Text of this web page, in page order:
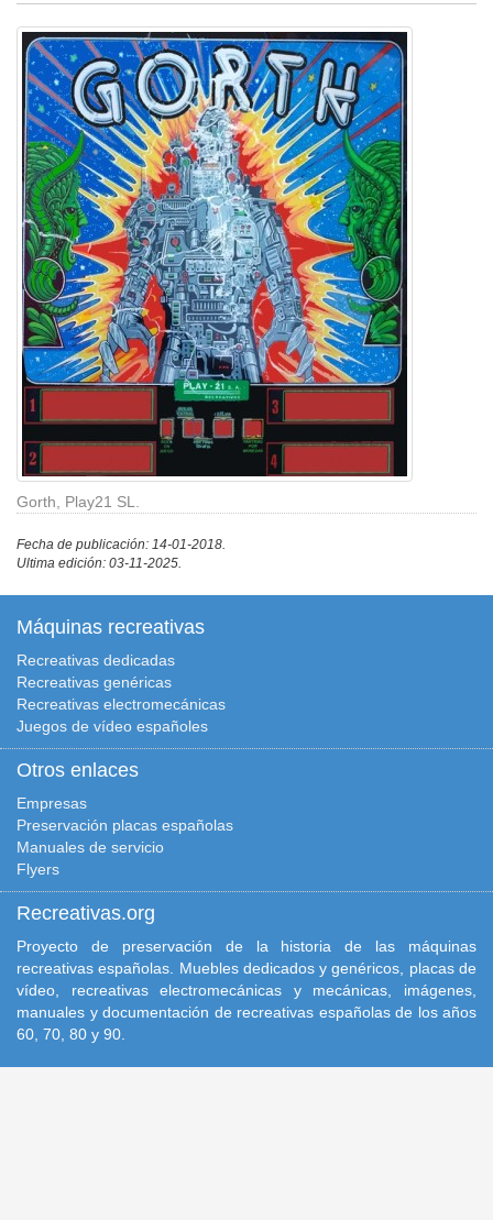
Gorth, Play21 SL.
Fecha de publicación: 14-01-2018.
Ultima edición: 03-11-2025.
Máquinas recreativas
Recreativas dedicadas
Recreativas genéricas
Recreativas electromecánicas
Juegos de vídeo españoles
Otros enlaces
Empresas
Preservación placas españolas
Manuales de servicio
Flyers
Recreativas.org
Proyecto de preservación de la historia de las máquinas
recreativas españolas. Muebles dedicados y genéricos, placas de
vídeo, recreativas electromecánicas y mecánicas, imágenes,
manuales y documentación de recreativas españolas de los años
60, 70, 80 y 90.